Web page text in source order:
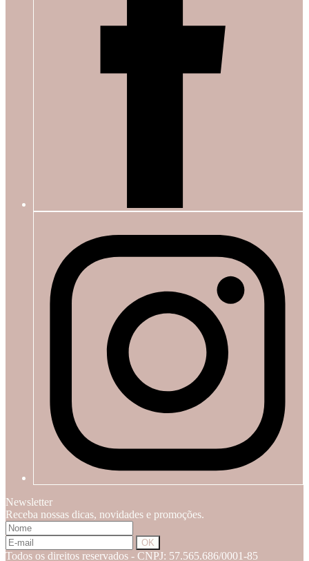
Newsletter
Receba nossas dicas, novidades e promoções.
Todos os direitos reservados - CNPJ: 57.565.686/0001-85